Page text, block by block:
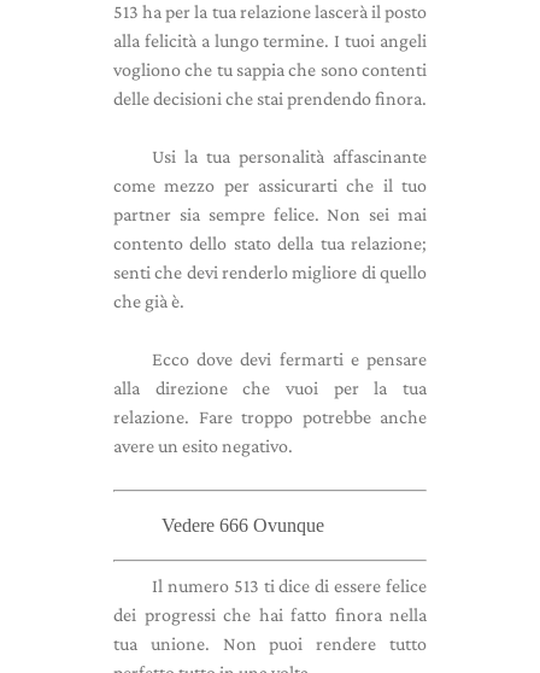
513 ha per la tua relazione lascerà il posto
alla felicità a lungo termine. I tuoi angeli
vogliono che tu sappia che sono contenti
delle decisioni che stai prendendo finora.
Usi la tua personalità affascinante
come mezzo per assicurarti che il tuo
partner sia sempre felice. Non sei mai
contento dello stato della tua relazione;
senti che devi renderlo migliore di quello
che già è.
Ecco dove devi fermarti e pensare
alla direzione che vuoi per la tua
relazione. Fare troppo potrebbe anche
avere un esito negativo.
Vedere 666 Ovunque
Il numero 513 ti dice di essere felice
dei progressi che hai fatto finora nella
tua unione. Non puoi rendere tutto